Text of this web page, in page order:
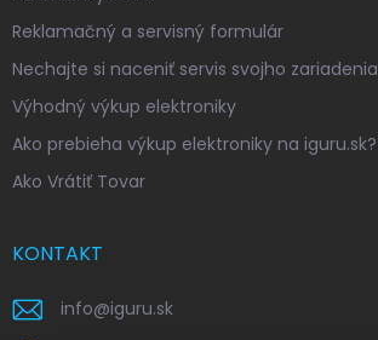
Reklamačný a servisný formulár
Nechajte si naceniť servis svojho zariadenia
Výhodný výkup elektroniky
Ako prebieha výkup elektroniky na iguru.sk?
Ako Vrátiť Tovar
KONTAKT
info@iguru.sk